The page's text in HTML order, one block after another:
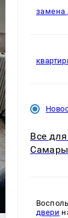
замена
Все
Самары
двери